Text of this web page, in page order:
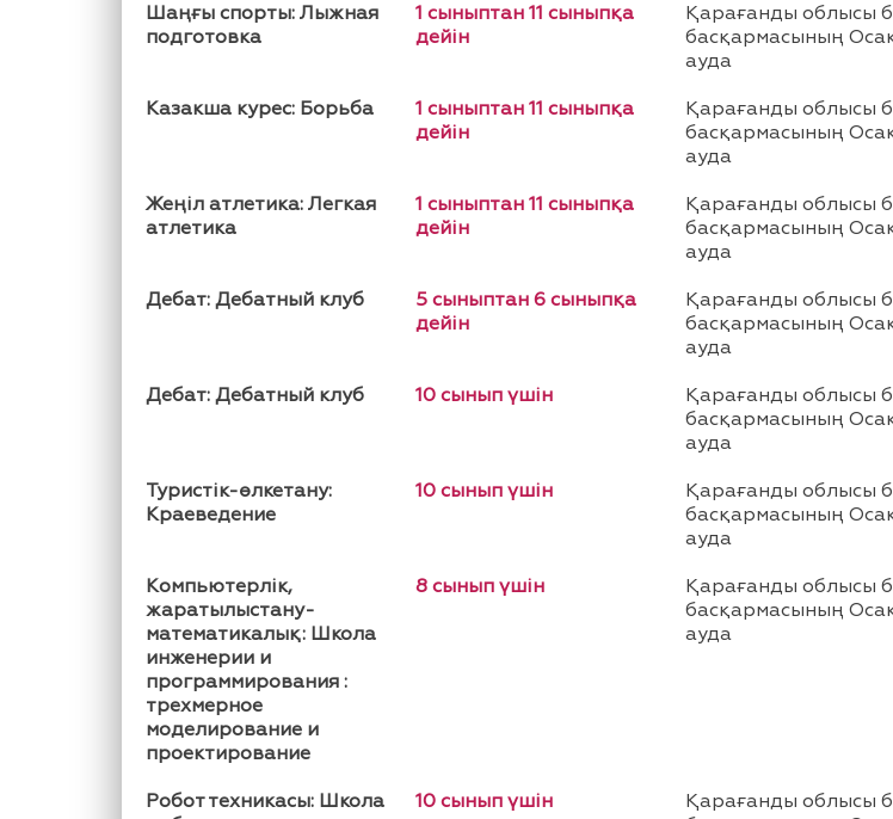
Шаңғы спорты: Лыжная
подготовка
1 сыныптан 11 сыныпқа
дейін
Қарағанды облысы
басқармасының
ауда
Казакша курес: Борьба
1 сыныптан 11 сыныпқа
дейін
Қарағанды облысы
басқармасының
ауда
Жеңіл атлетика: Легкая
атлетика
1 сыныптан 11 сыныпқа
дейін
Қарағанды облысы
басқармасының
ауда
Дебат: Дебатный клуб
5 сыныптан 6 сыныпқа
дейін
Қарағанды облысы
басқармасының
ауда
Дебат: Дебатный клуб 10 сынып үшін
Қарағанды облысы
басқармасының
ауда
Туристік-өлкетану:
Краеведение
10 сынып үшін
Қарағанды облысы
басқармасының
ауда
Компьютерлік,
жаратылыстану-
математикалық: Школа
инженерии и
программирования :
трехмерное
моделирование и
проектирование
8 сынып үшін
Қарағанды облысы
басқармасының
ауда
Робот техникасы: Школа
10 сынып үшін
Қарағанды облысы